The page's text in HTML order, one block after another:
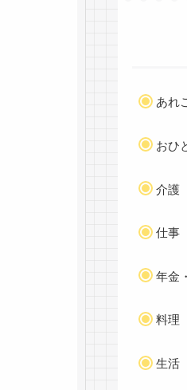
あれ
おひ
介護
仕事
年金
料理
生活